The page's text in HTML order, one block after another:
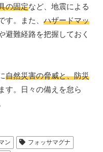
の固定など、地震による
す。また、 ハザードマッ
避難経路を把握しておく
自然災害の脅威と、防災
す。日々の備えを怠ら
ン
フォッサマグナ